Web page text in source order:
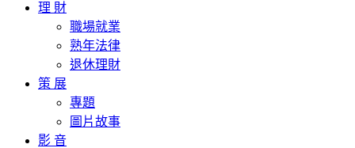
理 財
職場就業
熟年法律
退休理財
策 展
專題
圖片故事
影 音